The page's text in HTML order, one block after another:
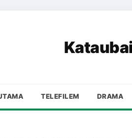
TELEFILEM DRAMA